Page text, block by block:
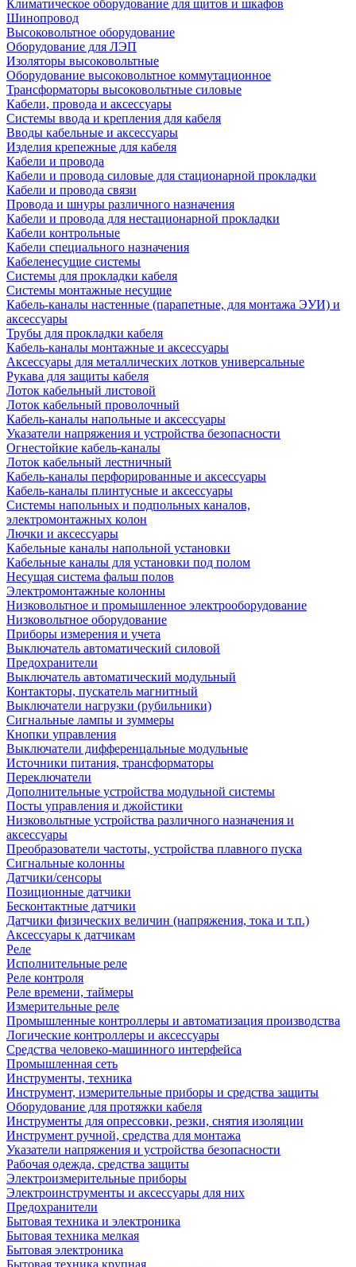
Климатическое оборудование для щитов и шкафов
Шинопровод
Высоковольтное оборудование
Оборудование для ЛЭП
Изоляторы высоковольтные
Оборудование высоковольтное коммутационное
Трансформаторы высоковольтные силовые
Кабели, провода и аксессуары
Системы ввода и крепления для кабеля
Вводы кабельные и аксессуары
Изделия крепежные для кабеля
Кабели и провода
Кабели и провода силовые для стационарной прокладки
Кабели и провода связи
Провода и шнуры различного назначения
Кабели и провода для нестационарной прокладки
Кабели контрольные
Кабели специального назначения
Кабеленесущие системы
Системы для прокладки кабеля
Системы монтажные несущие
Кабель-каналы настенные (парапетные, для монтажа ЭУИ) и
аксессуары
Трубы для прокладки кабеля
Кабель-каналы монтажные и аксессуары
Аксессуары для металлических лотков универсальные
Рукава для защиты кабеля
Лоток кабельный листовой
Лоток кабельный проволочный
Кабель-каналы напольные и аксессуары
Указатели напряжения и устройства безопасности
Огнестойкие кабель-каналы
Лоток кабельный лестничный
Кабель-каналы перфорированные и аксессуары
Кабель-каналы плинтусные и аксессуары
Системы напольных и подпольных каналов,
электромонтажных колон
Лючки и аксессуары
Кабельные каналы напольной установки
Кабельные каналы для установки под полом
Несущая система фальш полов
Электромонтажные колонны
Низковольтное и промышленное электрооборудование
Низковольтное оборудование
Приборы измерения и учета
Выключатель автоматический силовой
Предохранители
Выключатель автоматический модульный
Контакторы, пускатель магнитный
Выключатели нагрузки (рубильники)
Сигнальные лампы и зуммеры
Кнопки управления
Выключатели дифференцальные модульные
Источники питания, трансформаторы
Переключатели
Дополнительные устройства модульной системы
Посты управления и джойстики
Низковольтные устройства различного назначения и
аксессуары
Преобразователи частоты, устройства плавного пуска
Сигнальные колонны
Датчики/сенсоры
Позиционные датчики
Бесконтактные датчики
Датчики физических величин (напряжения, тока и т.п.)
Аксессуары к датчикам
Реле
Исполнительные реле
Реле контроля
Реле времени, таймеры
Измерительные реле
Промышленные контроллеры и автоматизация производства
Логические контроллеры и аксессуары
Средства человеко-машинного интерфейса
Промышленная сеть
Инструменты, техника
Инструмент, измерительные приборы и средства защиты
Оборудование для протяжки кабеля
Инструменты для опрессовки, резки, снятия изоляции
Инструмент ручной, средства для монтажа
Указатели напряжения и устройства безопасности
Рабочая одежда, средства защиты
Электроизмерительные приборы
Электроинструменты и аксессуары для них
Предохранители
Бытовая техника и электроника
Бытовая техника мелкая
Бытовая электроника
Бытовая техника крупная